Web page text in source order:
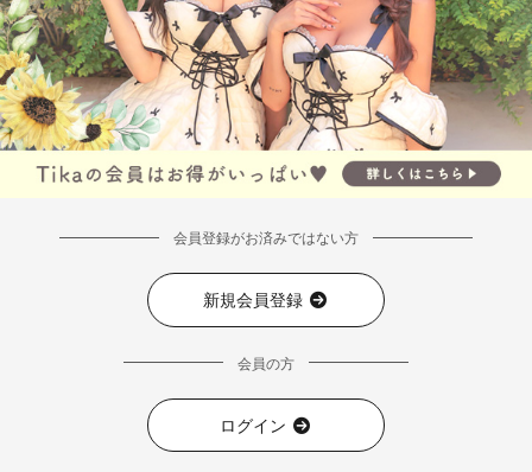
会員登録がお済みではない方
新規会員登録
会員の方
ログイン